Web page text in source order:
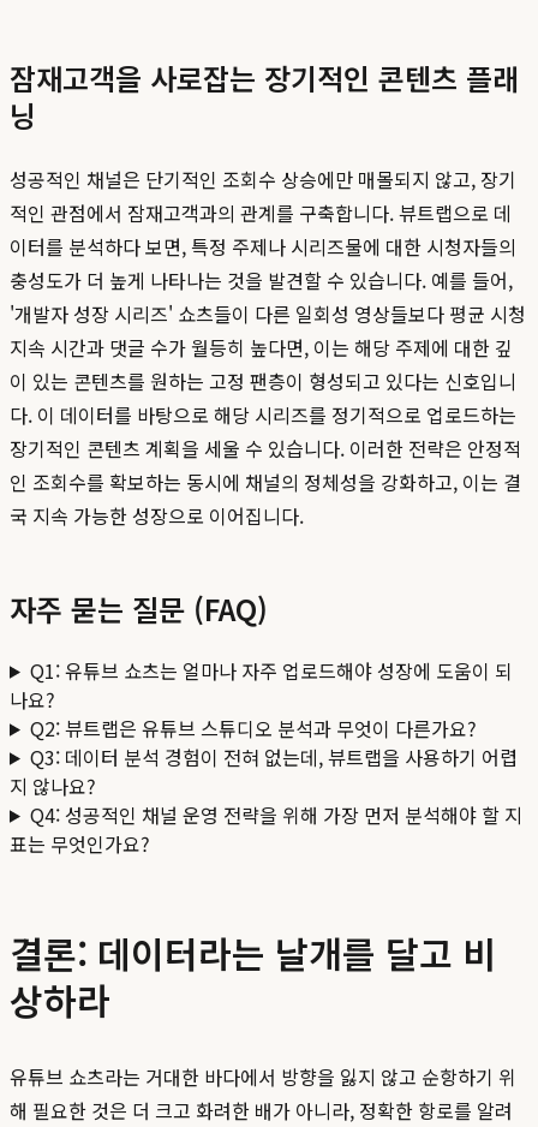
잠재고객을 사로잡는 장기적인 콘텐츠 플래
닝
성공적인 채널은 단기적인 조회수 상승에만 매몰되지 않고, 장기
적인 관점에서 잠재고객과의 관계를 구축합니다. 뷰트랩으로 데
이터를 분석하다 보면, 특정 주제나 시리즈물에 대한 시청자들의
충성도가 더 높게 나타나는 것을 발견할 수 있습니다. 예를 들어,
'개발자 성장 시리즈' 쇼츠들이 다른 일회성 영상들보다 평균 시청
지속 시간과 댓글 수가 월등히 높다면, 이는 해당 주제에 대한 깊
이 있는 콘텐츠를 원하는 고정 팬층이 형성되고 있다는 신호입니
다. 이 데이터를 바탕으로 해당 시리즈를 정기적으로 업로드하는
장기적인 콘텐츠 계획을 세울 수 있습니다. 이러한 전략은 안정적
인 조회수를 확보하는 동시에 채널의 정체성을 강화하고, 이는 결
국 지속 가능한 성장으로 이어집니다.
자주 묻는 질문 (FAQ)
Q1: 유튜브 쇼츠는 얼마나 자주 업로드해야 성장에 도움이 되
나요?
Q2: 뷰트랩은 유튜브 스튜디오 분석과 무엇이 다른가요?
Q3: 데이터 분석 경험이 전혀 없는데, 뷰트랩을 사용하기 어렵
지 않나요?
Q4: 성공적인 채널 운영 전략을 위해 가장 먼저 분석해야 할 지
표는 무엇인가요?
결론: 데이터라는 날개를 달고 비
상하라
유튜브 쇼츠라는 거대한 바다에서 방향을 잃지 않고 순항하기 위
해 필요한 것은 더 크고 화려한 배가 아니라, 정확한 항로를 알려